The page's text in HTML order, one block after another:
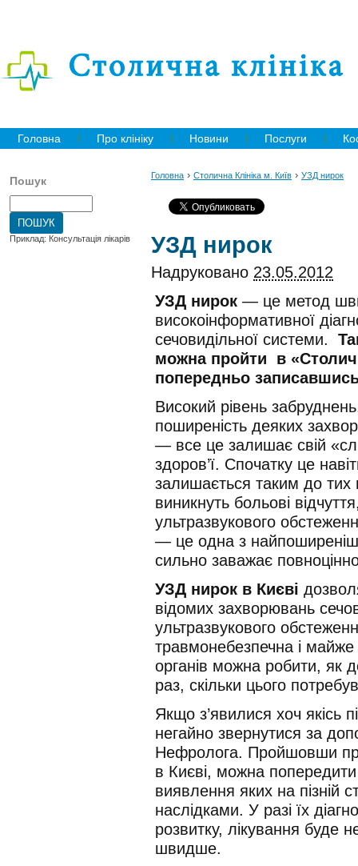
Головна Про клініку Новини Послуги
Пошук
Приклад: Консультація лікарів
Головна › Столична Клініка м. Київ › УЗД нирок
УЗД нирок
Надруковано 23.05.2012
УЗД нирок — це метод
високоінформативної
сечовидільної системи.
можна пройти в
попередньо
Високий рівень
поширеність деяких
— все це залишає свій
здоров’ї. Спочатку це
залишається таким до тих
виникнуть больові
ультразвукового
— це одна з
сильно заважає
УЗД нирок в Києві
відомих захворювань
ультразвукового
травмонебезпечна і
органів можна робити, як
раз, скільки цього
Якщо з’явилися хоч якісь
негайно звернутися за
Нефролога. Пройшовши
в Києві, можна
виявлення яких на пізній
наслідками. У разі їх
розвитку, лікування буде
швидше.